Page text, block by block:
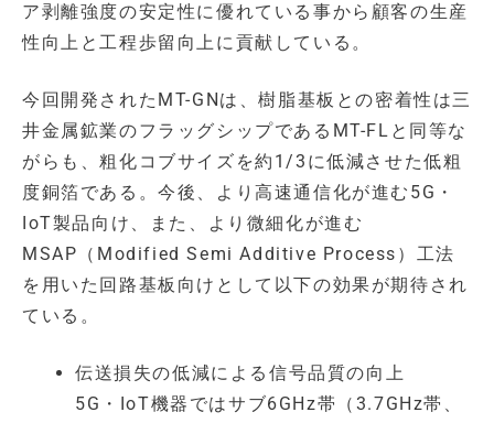
ア剥離強度の安定性に優れている事から顧客の生産
性向上と工程歩留向上に貢献している。
今回開発されたMT-GNは、樹脂基板との密着性は三
井金属鉱業のフラッグシップであるMT-FLと同等な
がらも、粗化コブサイズを約1/3に低減させた低粗
度銅箔である。今後、より高速通信化が進む5G・
IoT製品向け、また、より微細化が進む
MSAP（Modified Semi Additive Process）工法
を用いた回路基板向けとして以下の効果が期待され
ている。
伝送損失の低減による信号品質の向上
5G・IoT機器ではサブ6GHz帯（3.7GHz帯、